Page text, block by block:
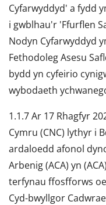
Cyfarwyddyd' a fydd
i gwblhau'r 'Ffurflen
Nodyn Cyfarwyddyd
Fethodoleg Asesu
bydd yn cyfeirio
wybodaeth
1.1.7 Ar 17 Rhagfyr
Cymru (CNC) lythyr i
ardaloedd afonol
Arbenig (ACA) yn
terfynau ffosfforws
Cyd-bwyllgor